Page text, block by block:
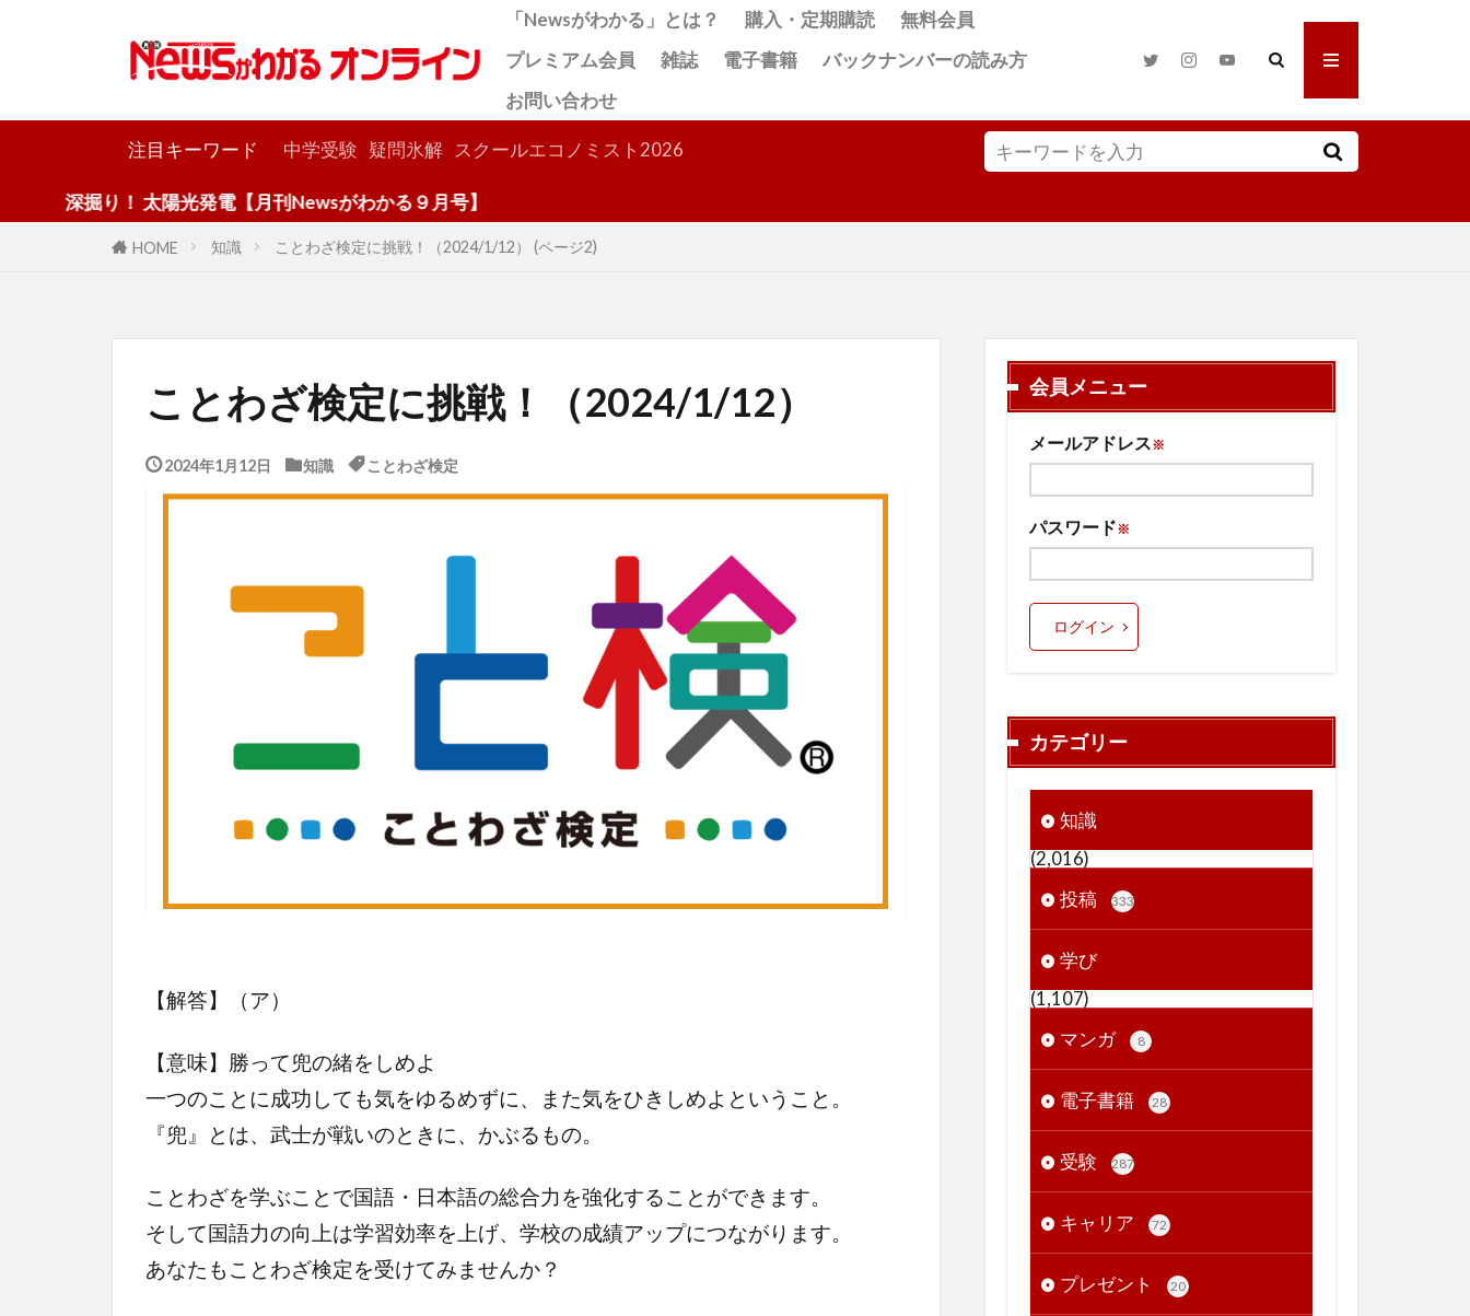
「Newsがわかる」とは？ 購入・定期購読
無料会員
プレミアム会員
雑誌 電子書籍
バックナンバーの読み方
お問い合わせ
注目キーワード 中学受験 疑問氷解 スクールエコノミスト2026
り！ 太陽光発電【月刊Newsがわかる９月号】
HOME 知識 ことわざ検定に挑戦！（2024/1/12） (ページ2)
ことわざ検定に挑戦！（2024/1/12）
2024年1月12日 知識 ことわざ検定
【解答】（ア）
【意味】勝って兜の緒をしめよ
一つのことに成功しても気をゆるめずに、また気をひきしめよということ。
『兜』とは、武士が戦いのときに、かぶるもの。
ことわざを学ぶことで国語・日本語の総合力を強化することができます。
そして国語力の向上は学習効率を上げ、学校の成績アップにつながります。
あなたもことわざ検定を受けてみませんか？
会員メニュー
メールアドレス※
パスワード※
ログイン
カテゴリー
知識
(2,016)
投稿
333
学び
(1,107)
マンガ
8
電子書籍 28
受験 287
キャリア 72
プレゼント 20
検索